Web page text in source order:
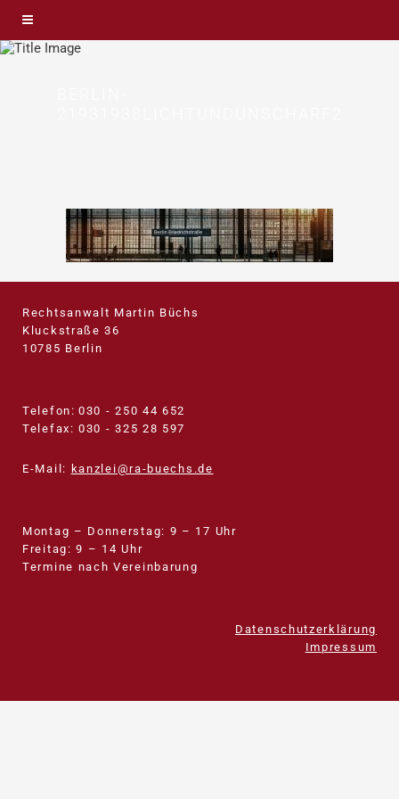
Rechtsanwalt Martin Büchs
Kluckstraße 36
10785 Berlin
Telefon: 030 ­- ­250 44 652
Telefax: 030 ­- ­325 28 597
E-Mail: kanzlei@ra-buechs.de
Montag – Donnerstag: 9 – 17 Uhr
Freitag: 9 – 14 Uhr
Termine nach Vereinbarung
Datenschutzerklärung
Impressum